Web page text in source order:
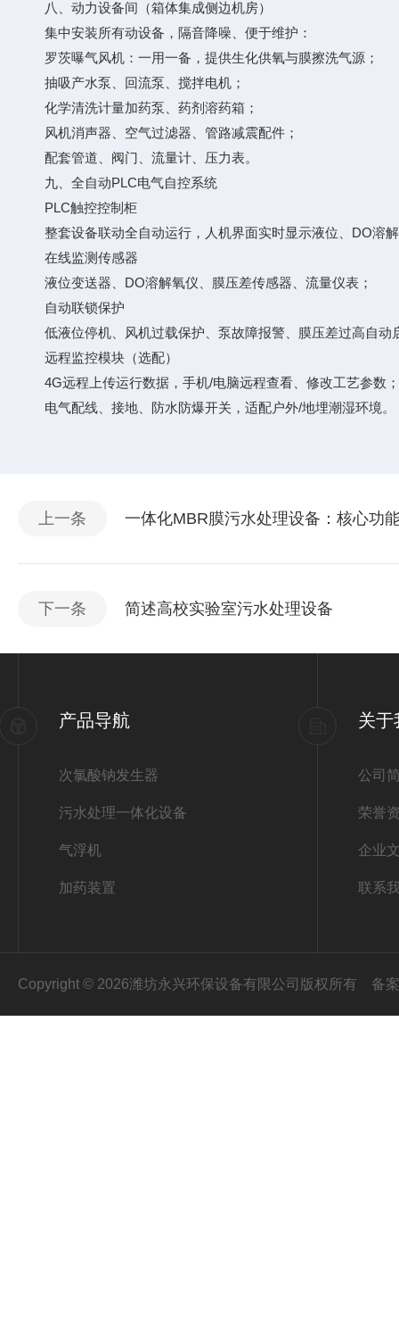
八、动力设备间（箱体集成侧边机房）
集中安装所有动设备，隔音降噪、便于维护：
罗茨曝气风机：一用一备，提供生化供氧与膜擦洗气源；
抽吸产水泵、回流泵、搅拌电机；
化学清洗计量加药泵、药剂溶药箱；
风机消声器、空气过滤器、管路减震配件；
配套管道、阀门、流量计、压力表。
九、全自动PLC电气自控系统
PLC触控控制柜
整套设备联动全自动运行，人机界面实时显示液位、DO溶
在线监测传感器
液位变送器、DO溶解氧仪、膜压差传感器、流量仪表；
自动联锁保护
低液位停机、风机过载保护、泵故障报警、膜压差过高自动
远程监控模块（选配）
4G远程上传运行数据，手机/电脑远程查看、修改工艺参数；
电气配线、接地、防水防爆开关，适配户外/地埋潮湿环境。
上一条 一体化MBR膜污水处理设备：核心功
下一条 简述高校实验室污水处理设备
产品导航
次氯酸钠发生器
污水处理一体化设备
气浮机
加药装置
关于
公司
荣誉
企业
联系
Copyright © 2026潍坊永兴环保设备有限公司版权所有 备